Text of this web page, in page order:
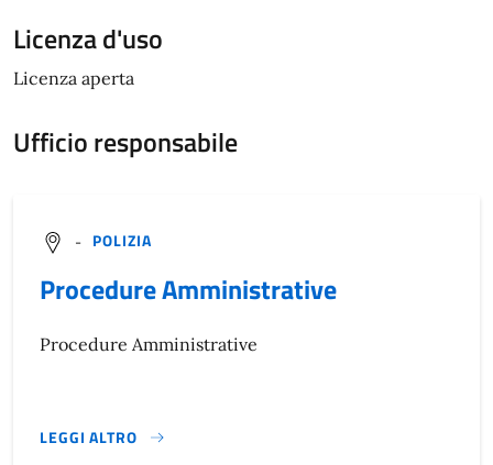
Licenza d'uso
Licenza aperta
Ufficio responsabile
- POLIZIA
Procedure Amministrative
Procedure Amministrative
LEGGI ALTRO
}